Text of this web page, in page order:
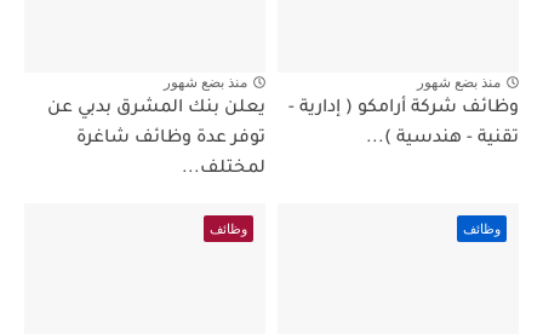
منذ بضع شهور
وظائف شركة أرامكو ( إدارية -
تقنية - هندسية )...
منذ بضع شهور
يعلن بنك المشرق بدبي عن
توفر عدة وظائف شاغرة
لمختلف...
وظائف وظائف